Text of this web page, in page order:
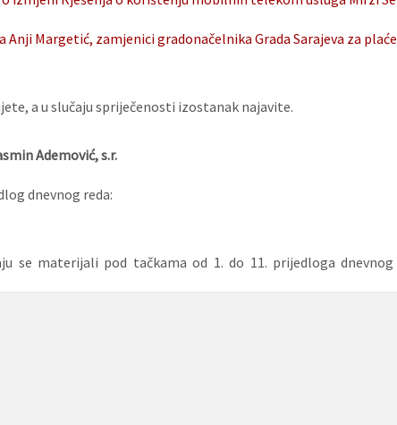
Anji Margetić, zamjenici gradonačelnika Grada Sarajeva za
a u slučaju spriječenosti izostanak najavite.
Ademović, s.r.
dnevnog reda:
se materijali pod tačkama od 1. do 11. prijedloga